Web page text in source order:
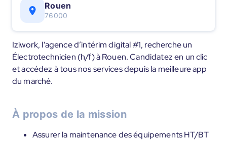
Rouen
76000
Iziwork, l'agence d’intérim digital #1, recherche un
Électrotechnicien (h/f) à Rouen. Candidatez en un clic
et accédez à tous nos services depuis la meilleure app
du marché.
À propos de la mission
Assurer la maintenance des équipements HT/BT